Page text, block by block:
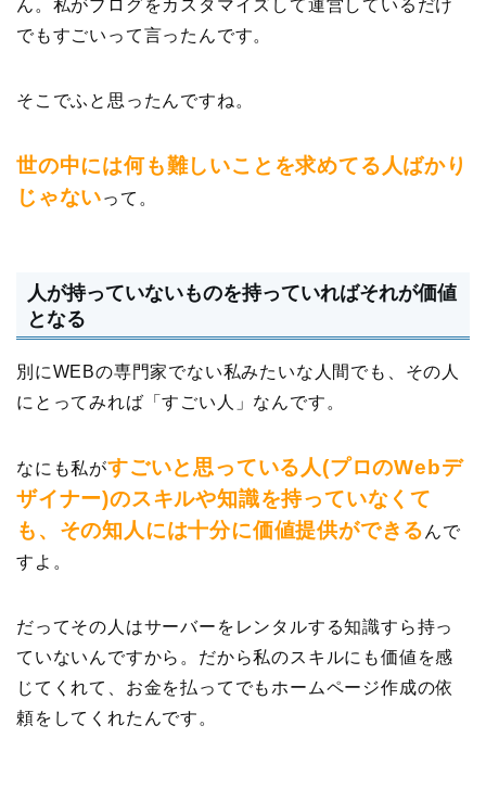
ん。私がブログをカスタマイズして運営しているだけ
でもすごいって言ったんです。
そこでふと思ったんですね。
世の中には何も難しいことを求めてる人ばかり
じゃないって。
人が持っていないものを持っていればそれが価値
となる
別にWEBの専門家でない私みたいな人間でも、その人
にとってみれば「すごい人」なんです。
なにも私がすごいと思っている人(プロのWebデ
ザイナー)のスキルや知識を持っていなくて
も、その知人には十分に価値提供ができる んで
すよ。
だってその人はサーバーをレンタルする知識すら持っ
ていないんですから。だから私のスキルにも価値を感
じてくれて、お金を払ってでもホームページ作成の依
頼をしてくれたんです。